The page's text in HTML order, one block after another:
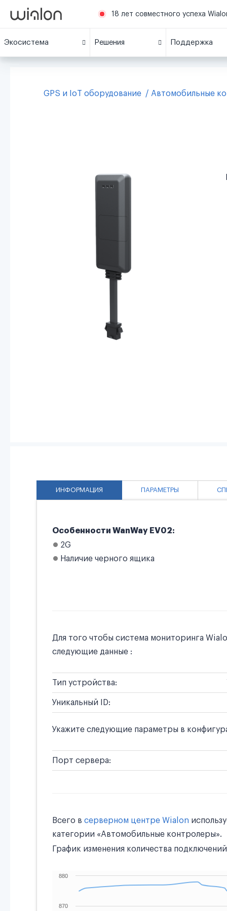
18 лет совместного успеха
Экосистема Решения Поддержка
GPS и IoT оборудование Автомобильные
ИНФОРМАЦИЯ ПАРАМЕТРЫ
Особенности WanWay EV02:
2G
Наличие черного ящика
Для того чтобы система мониторинга
следующие данные :
Тип устройства:
Уникальный ID:
Укажите следующие параметры в
Порт сервера:
Всего в серверном центре Wialon
категории «Автомобильные контролеры».
График изменения количества